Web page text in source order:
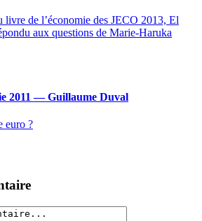
livre de l’économie des JECO 2013, El
aux questions de Marie-Haruka
2011 — Guillaume Duval
euro ?